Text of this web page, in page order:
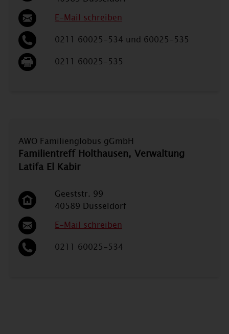
E-Mail schreiben
0211 60025-534 und 60025-535
0211 60025-535
AWO Familienglobus gGmbH
Familientreff Holthausen, Verwaltung
Latifa El Kabir
Geeststr. 99
40589 Düsseldorf
E-Mail schreiben
0211 60025-534